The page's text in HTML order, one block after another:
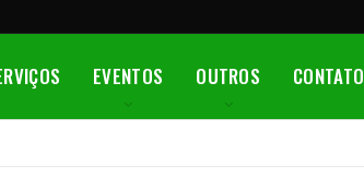
EVENTOS OUTROS CONTATO